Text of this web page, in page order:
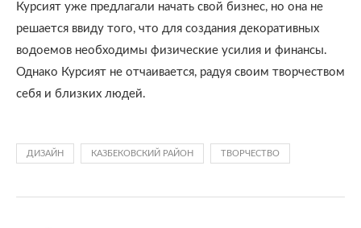
Курсият уже предлагали начать свой бизнес, но она не
решается ввиду того, что для создания декоративных
водоемов необходимы физические усилия и финансы.
Однако Курсият не отчаивается, радуя своим творчеством
себя и близких людей.
ДИЗАЙН КАЗБЕКОВСКИЙ РАЙОН ТВОРЧЕСТВО